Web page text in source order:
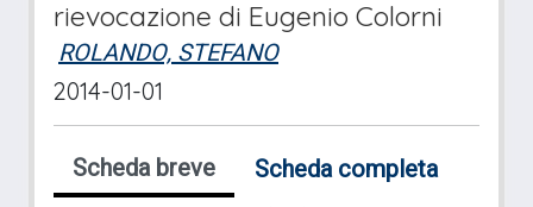
rievocazione di Eugenio Colorni
ROLANDO, STEFANO
2014-01-01
Scheda breve
Scheda completa